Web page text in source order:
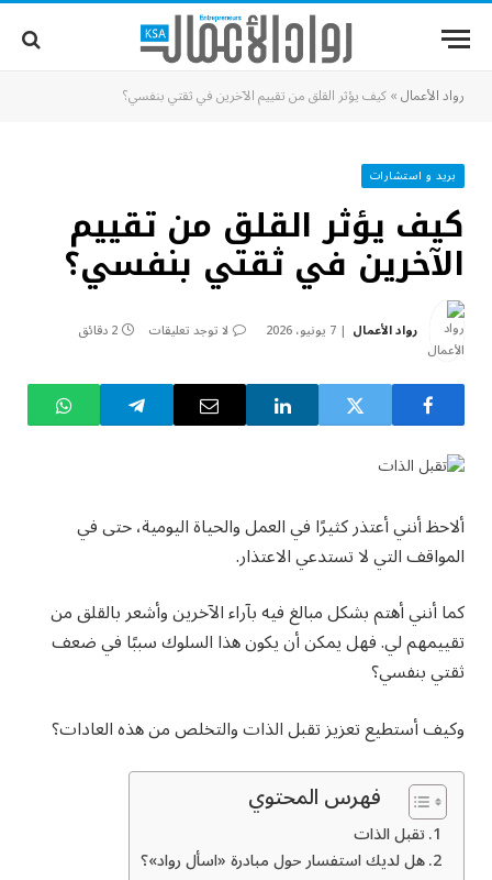
رواد الأعمال»كيف يؤثر القلق من تقييم الآخرين في ثقتي بنفسي؟
بريد و استشارات
كيف يؤثر القلق من تقييم
الآخرين في ثقتي بنفسي؟
رواد الأعمال 7 يونيو، 2026 لا توجد تعليقات 2 دقائق
ألاحظ أنني أعتذر كثيرًا في العمل والحياة اليومية، حتى في
المواقف التي لا تستدعي الاعتذار.
كما أنني أهتم بشكل مبالغ فيه بآراء الآخرين وأشعر بالقلق من
تقييمهم لي. فهل يمكن أن يكون هذا السلوك سببًا في ضعف
ثقتي بنفسي؟
وكيف أستطيع تعزيز تقبل الذات والتخلص من هذه العادات؟
فهرس المحتوي
تقبل الذات
هل لديك استفسار حول مبادرة «اسأل رواد»؟